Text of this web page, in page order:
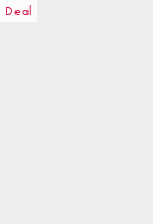
Deal